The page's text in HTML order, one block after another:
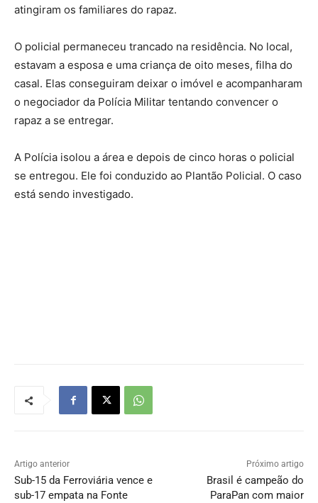
atingiram os familiares do rapaz.
O policial permaneceu trancado na residência. No local,
estavam a esposa e uma criança de oito meses, filha do
casal. Elas conseguiram deixar o imóvel e acompanharam
o negociador da Polícia Militar tentando convencer o
rapaz a se entregar.
A Polícia isolou a área e depois de cinco horas o policial
se entregou. Ele foi conduzido ao Plantão Policial. O caso
está sendo investigado.
Artigo anterior
Sub-15 da Ferroviária vence e
sub-17 empata na Fonte
Próximo artigo
Brasil é campeão do
ParaPan com maior